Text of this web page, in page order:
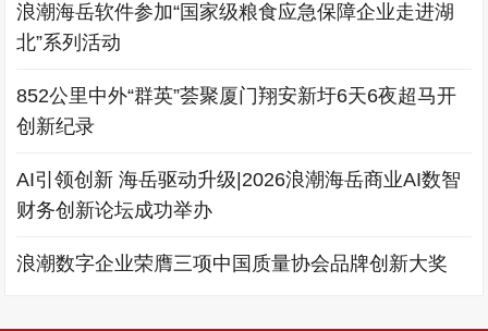
浪潮海岳软件参加“国家级粮食应急保障企业走进湖
北”系列活动
852公里中外“群英”荟聚厦门翔安新圩6天6夜超马开
创新纪录
AI引领创新 海岳驱动升级|2026浪潮海岳商业AI数智
财务创新论坛成功举办
浪潮数字企业荣膺三项中国质量协会品牌创新大奖